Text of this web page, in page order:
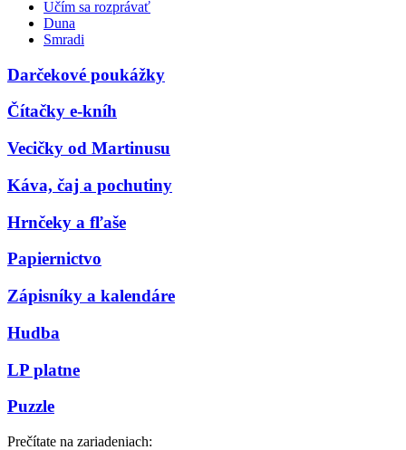
Učím sa rozprávať
Duna
Smradi
Darčekové poukážky
Čítačky e-kníh
Vecičky od Martinusu
Káva, čaj a pochutiny
Hrnčeky a fľaše
Papiernictvo
Zápisníky a kalendáre
Hudba
LP platne
Puzzle
Prečítate na zariadeniach: